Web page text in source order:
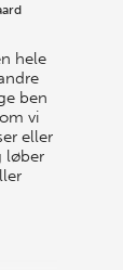
hele
ben
vi
eller
løber